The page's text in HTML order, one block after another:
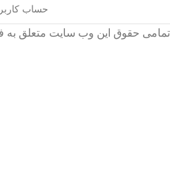
حساب
تمامی حقوق این وب سایت متعلق به